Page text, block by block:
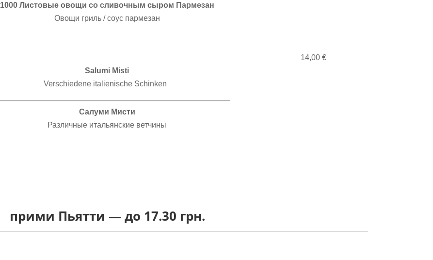
1000 Листовые овощи со сливочным сыром Пармезан
Овощи гриль / соус пармезан
Salumi Misti
Verschiedene italienische Schinken
Салуми Мисти
Различные итальянские ветчины
14,00 €
прими Пьятти — до 17.30 грн.